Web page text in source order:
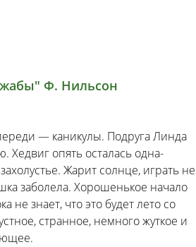
Ф. Нильсон
— каникулы. Подруга Линда
Хедвиг опять осталась одна-
Жарит солнце, играть не
заболела. Хорошенькое начало
не знает, что это будет лето со
странное, немного жуткое и